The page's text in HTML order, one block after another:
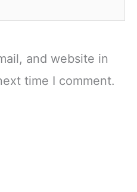
and website in
time I comment.